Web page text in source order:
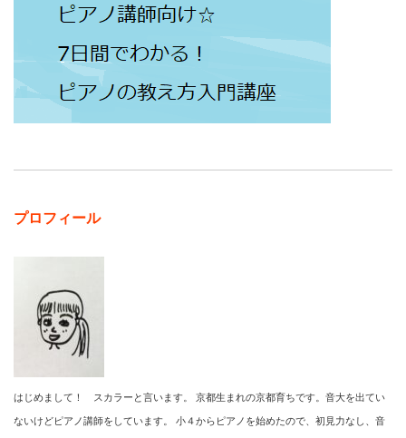
プロフィール
はじめまして！ スカラーと言います。 京都生まれの京都育ちです。音大を出てい
ないけどピアノ講師をしています。 小４からピアノを始めたので、初見力なし、音